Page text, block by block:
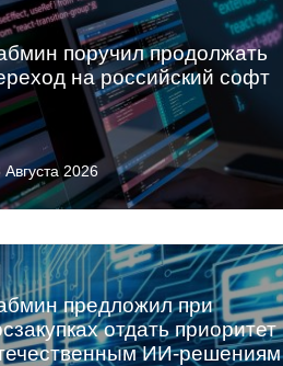
Августа 2026
поручил продолжать
на российский софт
предложил при
отдать приоритет
ИИ-решениям